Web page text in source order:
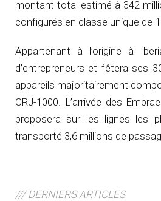
montant total estimé à 342
configurés en classe unique de
Appartenant à l’origine à
d’entrepreneurs et fêtera ses
appareils majoritairement
CRJ-1000. L’arrivée des
proposera sur les lignes les
transporté 3,6 millions de
/// DERNIERS ARTICLES